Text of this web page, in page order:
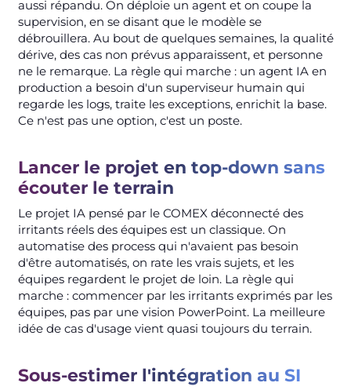
aussi répandu. On déploie un agent et on coupe la
supervision, en se disant que le modèle se
débrouillera. Au bout de quelques semaines, la qualité
dérive, des cas non prévus apparaissent, et personne
ne le remarque. La règle qui marche : un agent IA en
production a besoin d'un superviseur humain qui
regarde les logs, traite les exceptions, enrichit la base.
Ce n'est pas une option, c'est un poste.
Lancer le projet en top-down sans
écouter le terrain
Le projet IA pensé par le COMEX déconnecté des
irritants réels des équipes est un classique. On
automatise des process qui n'avaient pas besoin
d'être automatisés, on rate les vrais sujets, et les
équipes regardent le projet de loin. La règle qui
marche : commencer par les irritants exprimés par les
équipes, pas par une vision PowerPoint. La meilleure
idée de cas d'usage vient quasi toujours du terrain.
Sous-estimer l'intégration au SI